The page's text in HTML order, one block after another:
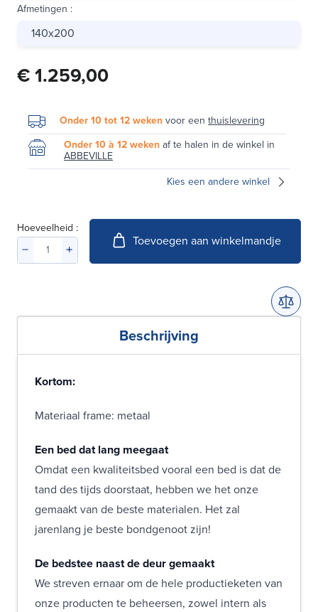
Afmetingen :
140x200
€ 1.259,00
Onder 10 tot 12 wekenvoor een thuislevering
Onder 10 à 12 wekenaf te halen in de winkel in
ABBEVILLE
Kies een andere winkel
Hoeveelheid :
Toevoegen aan winkelmandje
Beschrijving
Kortom:
Materiaal frame: metaal
Een bed dat lang meegaat
Omdat een kwaliteitsbed vooral een bed is dat de
tand des tijds doorstaat, hebben we het onze
gemaakt van de beste materialen. Het zal
jarenlang je beste bondgenoot zijn!
De bedstee naast de deur gemaakt
We streven ernaar om de hele productieketen van
onze producten te beheersen, zowel intern als